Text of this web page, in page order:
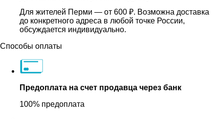
Для жителей Перми — от 600 ₽. Возможна доставка
до конкретного адреса в любой точке России,
обсуждается индивидуально.
Способы оплаты
Предоплата на счет продавца через банк
100% предоплата